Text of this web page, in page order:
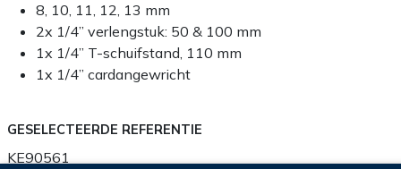
8, 10, 11, 12, 13 mm
2x 1/4” verlengstuk: 50 & 100 mm
1x 1/4” T-schuifstand, 110 mm
1x 1/4” cardangewricht
GESELECTEERDE REFERENTIE
KE90561